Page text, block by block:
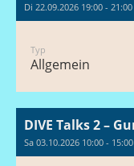
Di 22.09.2026 19:00 - 21:00
Typ
Allgemein
Sa 03.10.2026 10:00 - 15:00